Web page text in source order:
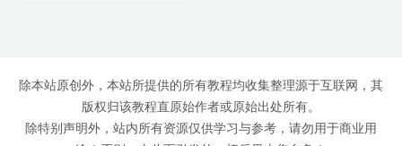
除本站原创外，本站所提供的所有教程均收集整理源于互联网，其
版权归该教程直原始作者或原始出处所有。
除特别声明外，站内所有资源仅供学习与参考，请勿用于商业用